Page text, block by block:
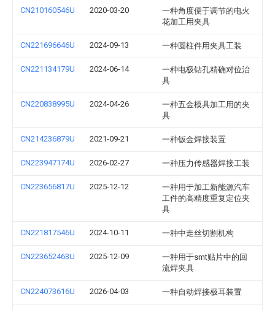
CN210160546U 2020-03-20
一种角度便于调节的电火
花加工用夹具
CN221696646U 2024-09-13 一种圆柱件用夹具工装
CN221134179U 2024-06-14
一种电极钻孔精确对位治
具
CN220838995U 2024-04-26
一种五金模具加工用的夹
具
CN214236879U 2021-09-21 一种钣金焊接装置
CN223947174U 2026-02-27 一种压力传感器焊接工装
CN223656817U 2025-12-12
一种用于加工新能源汽车
工件的高精度重复定位夹
具
CN221817546U 2024-10-11 一种中走丝切割机构
CN223652463U 2025-12-09
一种用于smt贴片中的回
流焊夹具
CN224073616U 2026-04-03 一种自动焊接极耳装置